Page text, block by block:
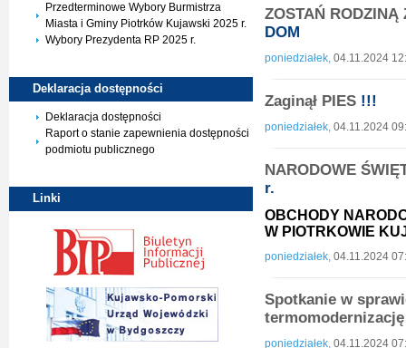
Przedterminowe Wybory Burmistrza
Miasta i Gminy Piotrków Kujawski 2025 r.
Wybory Prezydenta RP 2025 r.
Deklaracja dostępności
Deklaracja dostępności
Raport o stanie zapewnienia dostępności
podmiotu publicznego
Linki
ZOSTAŃ
DOM
poniedziałek, 04.11.2024
Zaginął PIES !!!
poniedziałek, 04.11.2024
NARODOWE
r.
OBCHODY
W PIOTRKOWIE
poniedziałek, 04.11.2024
Spotkanie w
poniedziałek, 04.11.2024